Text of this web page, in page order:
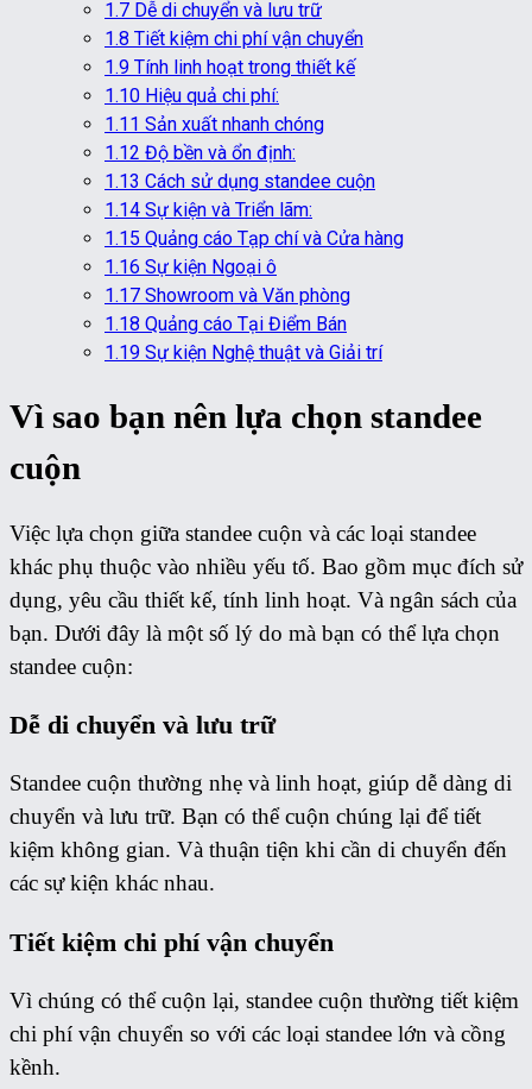
1.7 Dễ di chuyển và lưu trữ
1.8 Tiết kiệm chi phí vận chuyển
1.9 Tính linh hoạt trong thiết kế
1.10 Hiệu quả chi phí:
1.11 Sản xuất nhanh chóng
1.12 Độ bền và ổn định:
1.13 Cách sử dụng standee cuộn
1.14 Sự kiện và Triển lãm:
1.15 Quảng cáo Tạp chí và Cửa hàng
1.16 Sự kiện Ngoại ô
1.17 Showroom và Văn phòng
1.18 Quảng cáo Tại Điểm Bán
1.19 Sự kiện Nghệ thuật và Giải trí
Vì sao bạn nên lựa chọn standee
cuộn
Việc lựa chọn giữa standee cuộn và các loại standee
khác phụ thuộc vào nhiều yếu tố. Bao gồm mục đích sử
dụng, yêu cầu thiết kế, tính linh hoạt. Và ngân sách của
bạn. Dưới đây là một số lý do mà bạn có thể lựa chọn
standee cuộn:
Dễ di chuyển và lưu trữ
Standee cuộn thường nhẹ và linh hoạt, giúp dễ dàng di
chuyển và lưu trữ. Bạn có thể cuộn chúng lại để tiết
kiệm không gian. Và thuận tiện khi cần di chuyển đến
các sự kiện khác nhau.
Tiết kiệm chi phí vận chuyển
Vì chúng có thể cuộn lại, standee cuộn thường tiết kiệm
chi phí vận chuyển so với các loại standee lớn và cồng
kềnh.